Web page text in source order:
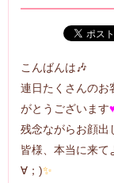
こんばんは🎶
連日たくさんのお
がとうございます
残念ながらお顔出
皆様、本当に来て
∀；)✨